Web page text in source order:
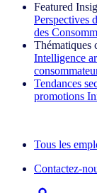
Featured
Perspectives
des
Thématiques
Intelligence
Tendances
promotions
Tous les
Contactez-